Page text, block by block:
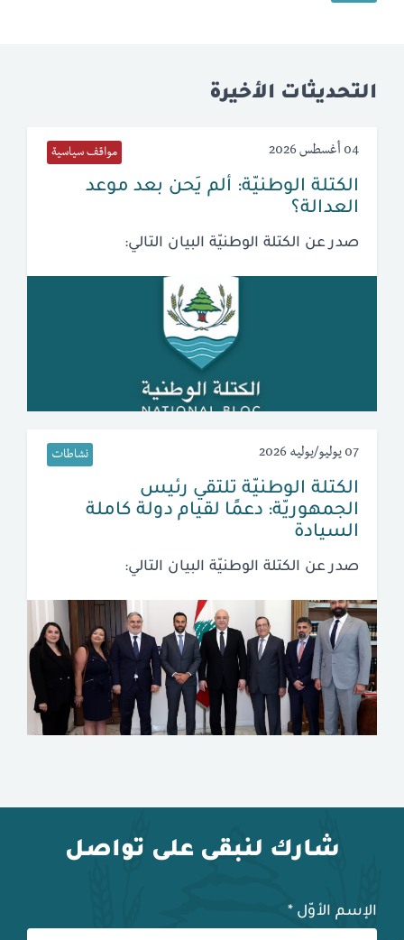
التحديثات الأخيرة
04 أغسطس 2026 مواقف سياسية
الكتلة الوطنيّة: ألم يَحن بعد موعد
العدالة؟
صدر عن الكتلة الوطنيّة البيان التالي:
07 يوليو/يوليه 2026 نشاطات
الكتلة الوطنيّة تلتقي رئيس
الجمهوريّة: دعمًا لقيام دولة كاملة
السيادة
صدر عن الكتلة الوطنيّة البيان التالي:
شارك لنبقى على تواصل
الإسم الأوّل *